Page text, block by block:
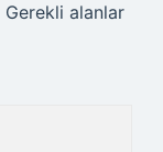
Gerekli alanlar